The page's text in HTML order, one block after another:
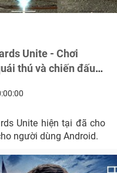
Unite - Chơi
thú và chiến đấu
Unite hiện tại đã cho
người dùng Android.